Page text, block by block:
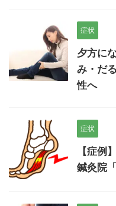
症状
夕方に
み・だ
性へ
症状
【症例
鍼灸院「